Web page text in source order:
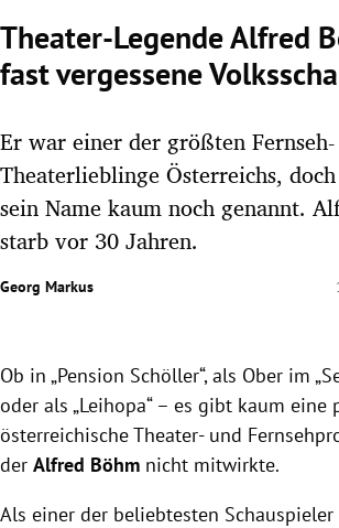
Untermenü
Untermenü
Untermenü
Untermenü
Untermenü
Untermenü
Untermenü
Theater-Legende Alfred
fast vergessene
Er war einer der größten
Theaterlieblinge Österreichs,
sein Name kaum noch genannt.
starb vor 30 Jahren.
Georg Markus
Ob in „Pension Schöller“, als Ober im
oder als „Leihopa“ – es gibt kaum eine
österreichische Theater- und
der Alfred Böhm nicht mitwirkte.
Als einer der beliebtesten Schauspieler